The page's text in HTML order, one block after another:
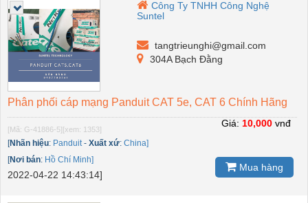
Công Ty TNHH Công Nghệ
Suntel
tangtrieunghi@gmail.com
304A Bạch Đằng
Phân phối cáp mạng Panduit CAT 5e, CAT 6 Chính Hãng
[Mã: G-41886-5] [xem: 1353]
[Nhãn hiệu: Panduit- Xuất xứ: China]
[Nơi bán: Hồ Chí Minh]
2022-04-22 14:43:14]
Giá: 10,000 vnđ
Mua hàng